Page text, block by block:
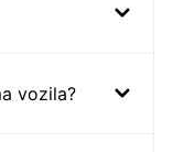
vozila?